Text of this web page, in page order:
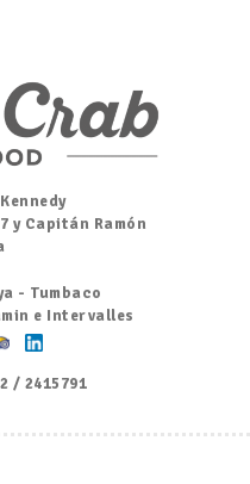
y Capitán Ramón
- Tumbaco
e Intervalles
/ 2415791